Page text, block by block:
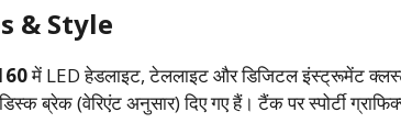
& Style
में LED हेडलाइट, टेललाइट और डिजिटल इंस्ट्रूमेंट
ब्रेक (वेरिएंट अनुसार) दिए गए हैं। टैंक पर स्पोर्टी